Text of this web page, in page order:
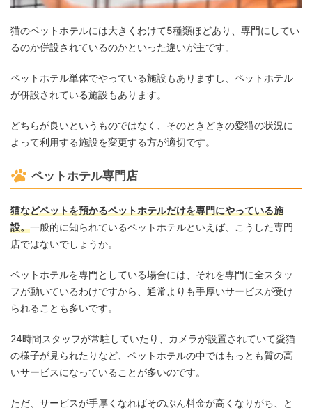
猫のペットホテルには大きくわけて5種類ほどあり、専門にしてい
るのか併設されているのかといった違いが主です。
ペットホテル単体でやっている施設もありますし、ペットホテル
が併設されている施設もあります。
どちらが良いというものではなく、そのときどきの愛猫の状況に
よって利用する施設を変更する方が適切です。
ペットホテル専門店
猫などペットを預かるペットホテルだけを専門にやっている施
設。一般的に知られているペットホテルといえば、こうした専門
店ではないでしょうか。
ペットホテルを専門としている場合には、それを専門に全スタッ
フが動いているわけですから、通常よりも手厚いサービスが受け
られることも多いです。
24時間スタッフが常駐していたり、カメラが設置されていて愛猫
の様子が見られたりなど、ペットホテルの中ではもっとも質の高
いサービスになっていることが多いのです。
ただ、サービスが手厚くなればそのぶん料金が高くなりがち、と